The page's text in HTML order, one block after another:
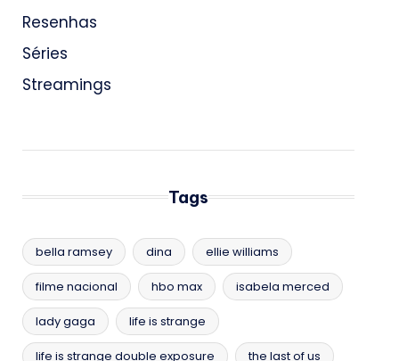
Resenhas
Séries
Streamings
Tags
bella ramsey dina ellie williams
filme nacional hbo max isabela merced
lady gaga life is strange
life is strange double exposure the last of us